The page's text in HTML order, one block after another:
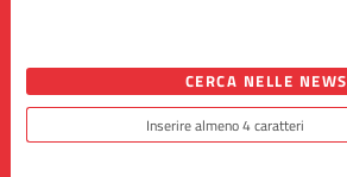
CERCA NELLE NEWS